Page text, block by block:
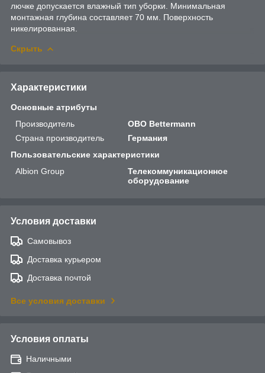
лючке допускается влажный тип уборки. Минимальная
монтажная глубина составляет 70 мм. Поверхность
никелированная.
Скрыть
Характеристики
Основные атрибуты
Производитель
OBO Bettermann
Страна производитель
Германия
Пользовательские характеристики
Albion Group
Телекоммуникационное
оборудование
Условия доставки
Самовывоз
Доставка курьером
Доставка почтой
Все условия доставки
Условия оплаты
Наличными